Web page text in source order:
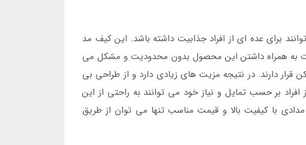
برای عده ای از افراد جذابیت داشته باشد. این کیف مد
به همراه داشتن این محصول بدون محدودیت و مشکل می
دارند. در نتیجه مزیت های زیادی دارد و از طراحی بی
بر حسب تمایل و نیاز خود می توانند به راحتی از این
با کیفیت بالا و قیمت مناسب تنها می توان از طریق